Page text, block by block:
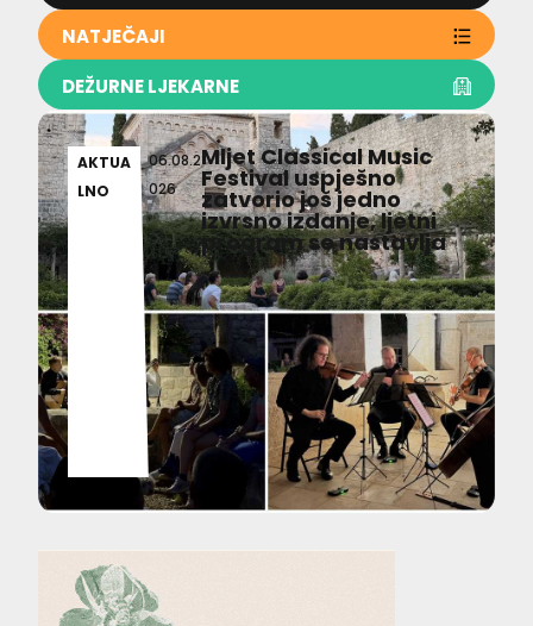
NATJEČAJI
DEŽURNE LJEKARNE
AKTUA
LNO
06.08.2
026
Mljet Classical Music
Festival uspješno
zatvorio još jedno
izvrsno izdanje, ljetni
program se nastavlja